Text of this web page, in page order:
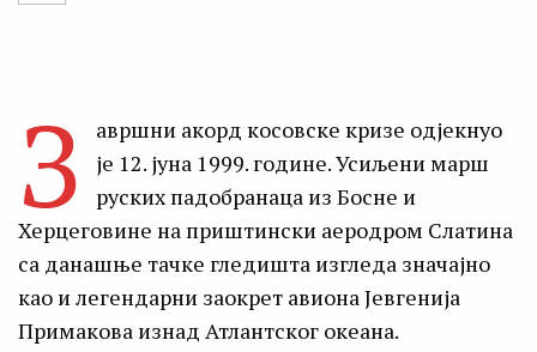
З
авршни акорд косовске кризе одјекнуо
је 12. јуна 1999. године. Усиљени марш
руских падобранаца из Босне и
Херцеговине на приштински аеродром Слатина
са данашње тачке гледишта изгледа значајно
као и легендарни заокрет авиона Јевгенија
Примакова изнад Атлантског океана.